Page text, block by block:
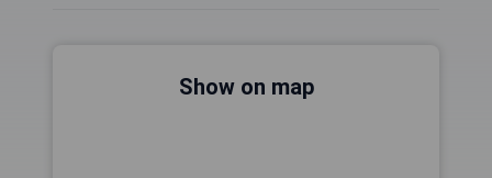
Show on map